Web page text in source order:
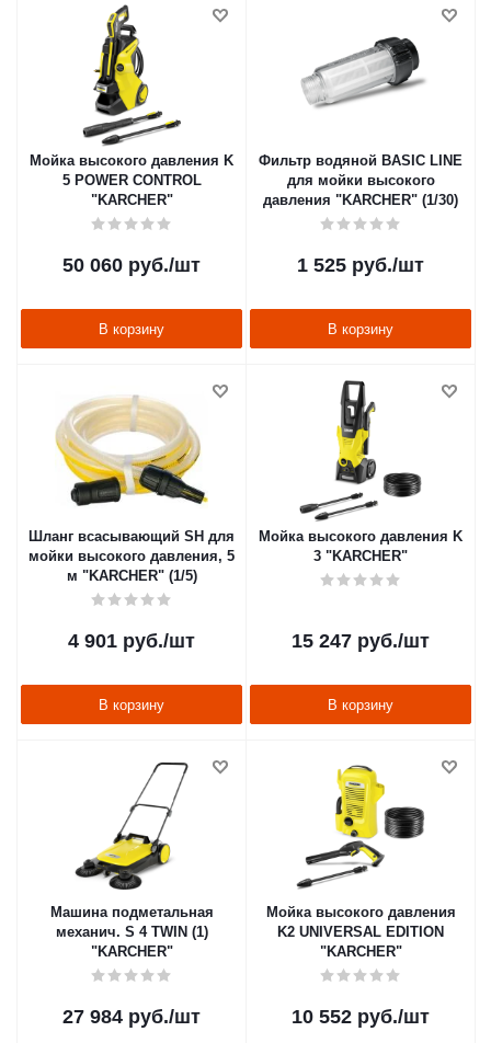
Мойка высокого давления K
5 POWER CONTROL
"KARCHER"
50 060 руб./шт
В корзину
Фильтр водяной BASIC LINE
для мойки высокого
давления "KARCHER" (1/30)
1 525 руб./шт
В корзину
Шланг всасывающий SH для
мойки высокого давления, 5
м "KARCHER" (1/5)
4 901 руб./шт
В корзину
Мойка высокого давления K
3 "KARCHER"
15 247 руб./шт
В корзину
Машина подметальная
механич. S 4 TWIN (1)
"KARCHER"
27 984 руб./шт
Мойка высокого давления
K2 UNIVERSAL EDITION
"KARCHER"
10 552 руб./шт